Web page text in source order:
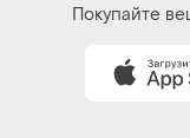
Покупайте